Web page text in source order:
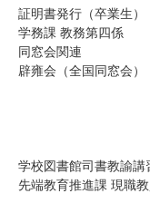
証明書発行（卒業生）
学務課 教務第四係
同窓会関連
辟雍会（全国同窓会）
学校図書館司書教諭講
先端教育推進課 現職